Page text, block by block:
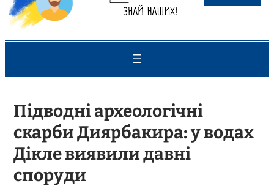
Підводні археологічні
скарби Диярбакира: у водах
Дікле виявили давні
споруди